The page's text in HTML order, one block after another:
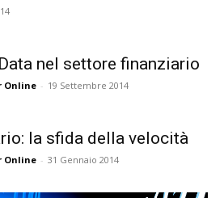
nel settore finanziario
Online - 19 Settembre 2014
la sfida della velocità
Online - 31 Gennaio 2014